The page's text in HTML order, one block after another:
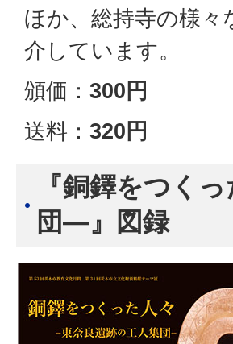
ほか、総持寺の様々
介しています。
頒価： 300円
送料： 320円
『銅鐸をつく
団―』図録